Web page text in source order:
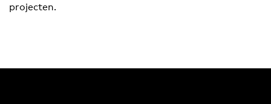
projecten.